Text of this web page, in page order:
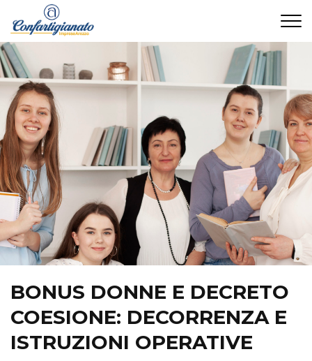
BONUS DONNE E DECRETO
COESIONE: DECORRENZA E
ISTRUZIONI OPERATIVE